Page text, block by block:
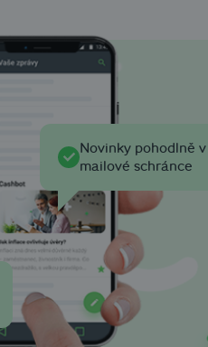
Novinky pohodlně
mailové schránce